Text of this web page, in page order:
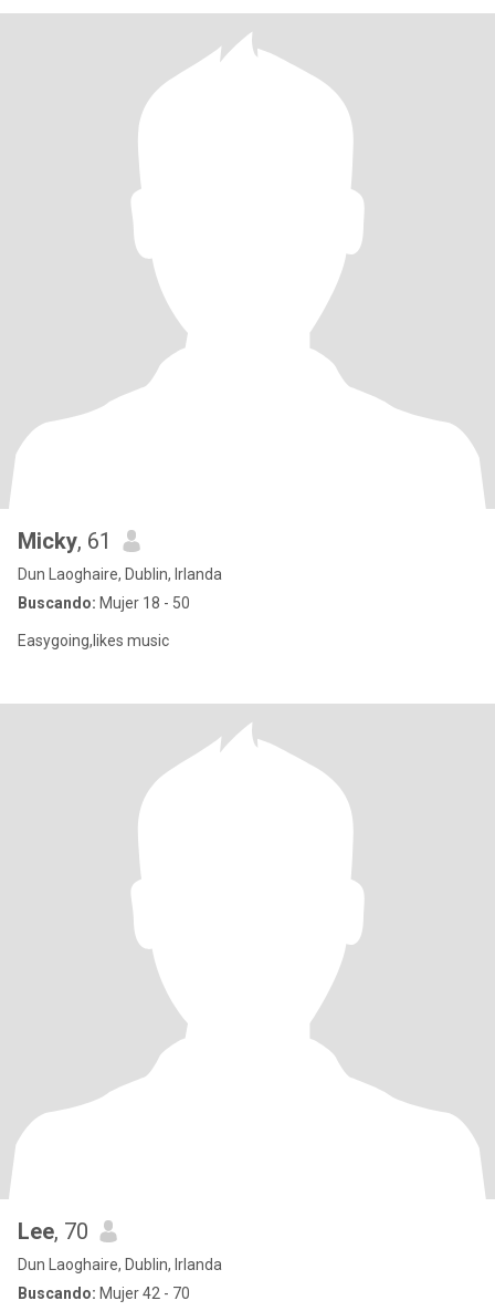
Micky, 61
Dun Laoghaire, Dublin, Irlanda
Buscando: Mujer 18 - 50
Easygoing,likes music
Lee, 70
Dun Laoghaire, Dublin, Irlanda
Buscando: Mujer 42 - 70